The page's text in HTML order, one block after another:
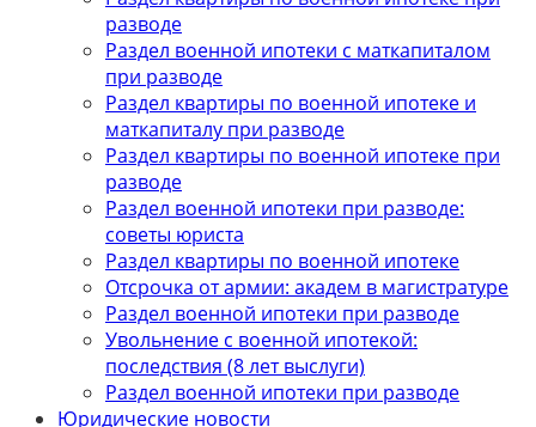
разводе
Раздел военной ипотеки с маткапиталом
при разводе
Раздел квартиры по военной ипотеке и
маткапиталу при разводе
Раздел квартиры по военной ипотеке при
разводе
Раздел военной ипотеки при разводе:
советы юриста
Раздел квартиры по военной ипотеке
Отсрочка от армии: академ в магистратуре
Раздел военной ипотеки при разводе
Увольнение с военной ипотекой:
последствия (8 лет выслуги)
Раздел военной ипотеки при разводе
Юридические новости